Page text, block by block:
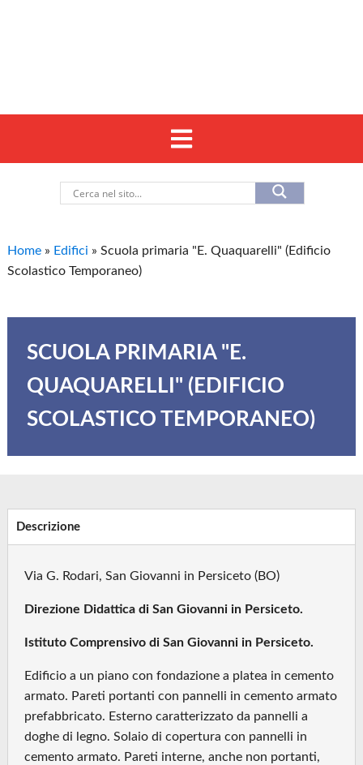
Home » Edifici »Scuola primaria "E. Quaquarelli" (Edificio
Scolastico Temporaneo)
SCUOLA PRIMARIA "E.
QUAQUARELLI" (EDIFICIO
SCOLASTICO TEMPORANEO)
Descrizione
Via G. Rodari, San Giovanni in Persiceto (BO)
Direzione Didattica di San Giovanni in Persiceto.
Istituto Comprensivo di San Giovanni in Persiceto.
Edificio a un piano con fondazione a platea in cemento
armato. Pareti portanti con pannelli in cemento armato
prefabbricato. Esterno caratterizzato da pannelli a
doghe di legno. Solaio di copertura con pannelli in
cemento armato. Pareti interne, anche non portanti,